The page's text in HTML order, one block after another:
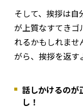
そして、挨拶は自
が上質なすてきゴ
れるかもしれま
がら、挨拶を返す
話しかけるのが
し！